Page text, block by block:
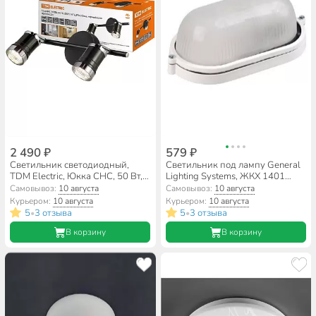
2 490 ₽
Светильник светодиодный,
TDM Electric, Юкка СНС, 50 Вт,
GU10, на 2 лампочки, IP44,
30х9х13 см, 230 В, 50 Гц, для
ванной комнаты, черный, хром,
SQ0358-0221
Самовывоз: 10 августа
Курьером: 10 августа
5•3 отзыва
В корзину
579 ₽
Светильник под лампу General
Lighting Systems, ЖКХ 1401
НБП/НПП, 60 Вт, E27, на 1
лампочку, IP65, 21.5х10.5х8 см,
без решетки, оцинкованный,
белый, GCF-O-E27-60-IP65
Самовывоз: 10 августа
Курьером: 10 августа
5•3 отзыва
В корзину